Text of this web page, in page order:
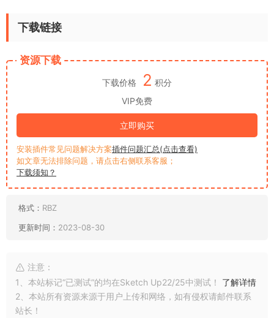
下载链接
资源下载
下载价格 2 积分
VIP免费
立即购买
安装插件常见问题解决方案插件问题汇总(点击查看)
如文章无法排除问题，请点击右侧联系客服；
下载须知？
格式： RBZ
更新时间： 2023-08-30
注意：
1、本站标记“已测试”的均在Sketch Up22/25中测试！ 了解详情
2、本站所有资源来源于用户上传和网络，如有侵权请邮件联系
站长！